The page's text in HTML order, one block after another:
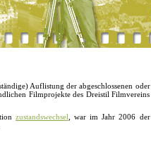
Auflistung der abgeschlossenen oder
Filmprojekte des Dreistil Filmvereins
zustandswechsel , war im Jahr 2006 der